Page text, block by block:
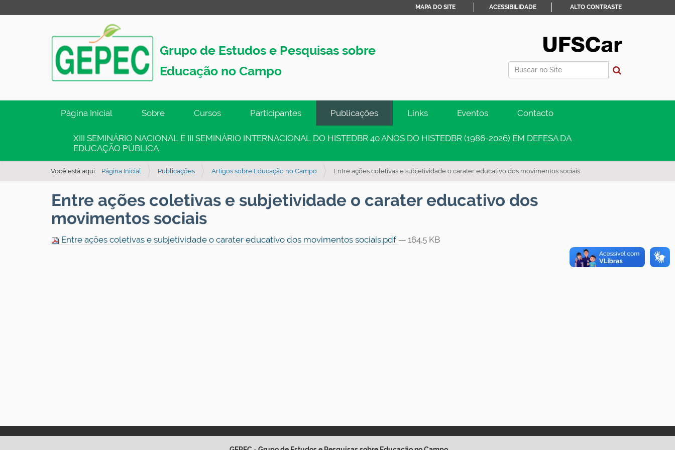
Grupo de Estudos e Pesquisas sobre
Educação no Campo
Busca
MAPA DO SITE ACESSIBILIDADE ALTO CONTRASTE
g
Página Inicial Sobre Cursos Participantes Publicações Links Eventos Contacto
XIII SEMINÁRIO NACIONAL E III SEMINÁRIO INTERNACIONAL DO HISTEDBR 40 ANOS DO HISTEDBR (1986-2026) EM DEFESA DA
EDUCAÇÃO PÚBLICA
Você está aqui: Página Inicial Publicações Artigos sobre Educação no Campo Entre ações coletivas e subjetividade o carater educativo dos movimentos sociais
Entre ações coletivas e subjetividade o carater educativo dos
movimentos sociais
Entre ações coletivas e subjetividade o carater educativo dos movimentos sociais.pdf — 164.5 KB